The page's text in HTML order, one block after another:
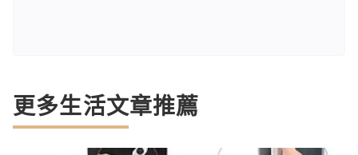
更多生活文章推薦